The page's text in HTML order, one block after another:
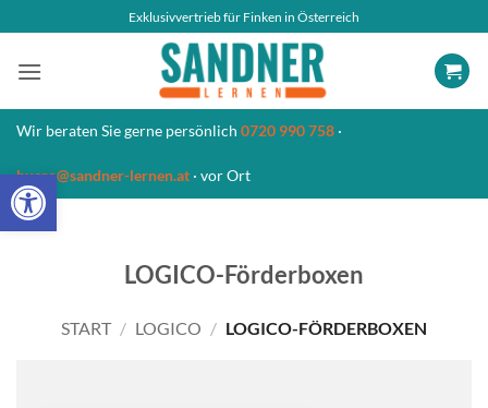
Open toolbar
Inhalt
springen
Exklusivvertrieb für Finken in Österreich
Wir beraten Sie gerne persönlich 0720 990 758 ·
buero@sandner-lernen.at · vor Ort
LOGICO-Förderboxen
START / LOGICO / LOGICO-FÖRDERBOXEN